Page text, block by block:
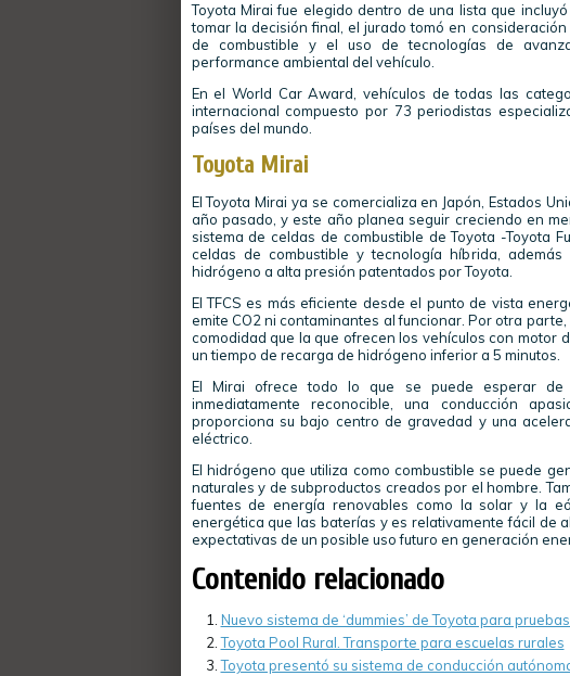
Toyota Mirai fue elegido dentro de una lista que
tomar la decisión final, el jurado tomó en
de combustible y el uso de tecnologías de
performance ambiental del vehículo.
En el World Car Award, vehículos de todas las
internacional compuesto por 73 periodistas
países del mundo.
Toyota Mirai
El Toyota Mirai ya se comercializa en Japón, Estados
año pasado, y este año planea seguir creciendo en
sistema de celdas de combustible de Toyota -Toyota
celdas de combustible y tecnología híbrida,
hidrógeno a alta presión patentados por Toyota.
El TFCS es más eficiente desde el punto de vista
emite CO2 ni contaminantes al funcionar. Por otra
comodidad que la que ofrecen los vehículos con motor
un tiempo de recarga de hidrógeno inferior a 5 minutos.
El Mirai ofrece todo lo que se puede esperar de
inmediatamente reconocible, una conducción
proporciona su bajo centro de gravedad y una
eléctrico.
El hidrógeno que utiliza como combustible se puede
naturales y de subproductos creados por el hombre.
fuentes de energía renovables como la solar y la
energética que las baterías y es relativamente fácil de
expectativas de un posible uso futuro en generación
Contenido relacionado
Nuevo sistema de ‘dummies’ de Toyota para
Toyota Pool Rural. Transporte para escuelas rurales
Toyota presentó su sistema de conducción